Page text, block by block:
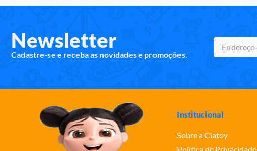
Newsletter
Cadastre-se e receba as novidades e promoções.
Institucional
Sobre a Ciatoy
Política de Privacidade